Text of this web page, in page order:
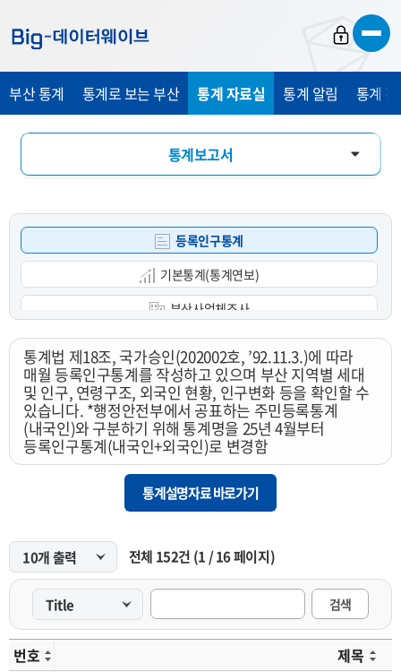
가
가
가
부산 통계 통계로 보는 부산 통계 자료실 통계 알림 통계
통계보고서
통계 E-Book
등록인구통계
기본통계(통계연보)
부산사업체조사
광업제조업조사
부산사회조사
부산사회지표
부산해양산업조사
구군단위 지역내총생산
구군단위 장래인구추계
부산베이비부머통계
제조업실태조사
차량교통량조사
통계법 제18조, 국가승인(202002호, ’92.11.3.)에 따라
매월 등록인구통계를 작성하고 있으며 부산 지역별 세대
및 인구, 연령구조, 외국인 현황, 인구변화 등을 확인할 수
있습니다. *행정안전부에서 공표하는 주민등록통계
(내국인)와 구분하기 위해 통계명을 25년 4월부터
등록인구통계(내국인+외국인)로 변경함
통계설명자료 바로가기
전체 152건 (1 /16페이지)
검색
번호 제목